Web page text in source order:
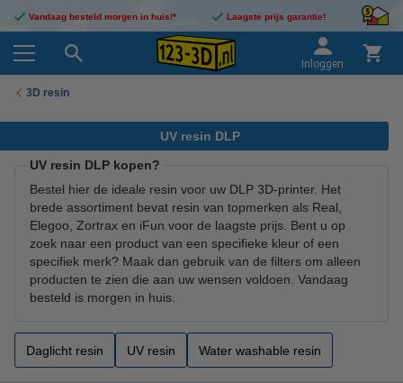
Vandaag besteld morgen in huis!* Laagste prijs garantie!
Inloggen
3D resin
UV resin DLP
UV resin DLP kopen?
Bestel hier de ideale resin voor uw DLP 3D-printer. Het
brede assortiment bevat resin van topmerken als Real,
Elegoo, Zortrax en iFun voor de laagste prijs. Bent u op
zoek naar een product van een specifieke kleur of een
specifiek merk? Maak dan gebruik van de filters om alleen
producten te zien die aan uw wensen voldoen. Vandaag
besteld is morgen in huis.
Daglicht resin UV resin Water washable resin